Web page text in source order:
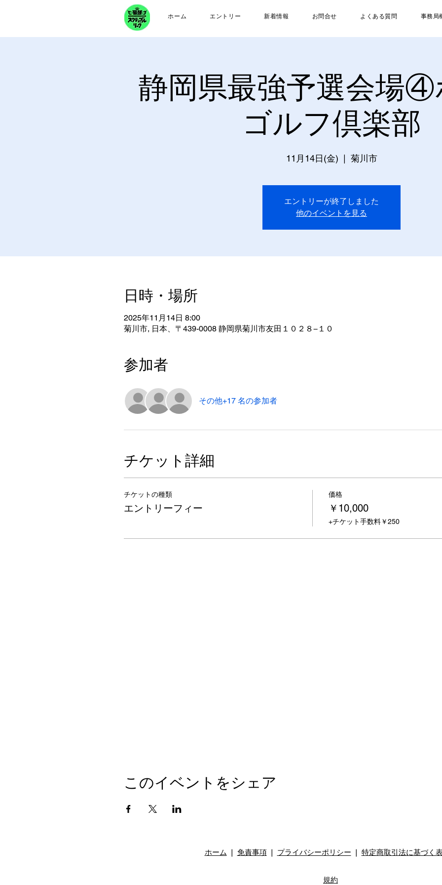
ホーム エントリー 新着情報 お問合せ よくある質問 事務局
静岡県最強予選会場④
ゴルフ倶楽部
11月14日(金) 菊川市
エントリーが終了しました
他のイベントを見る
日時・場所
2025年11月14日 8:00
菊川市, 日本、〒439-0008 静岡県菊川市友田１０２８−１０
参加者
その他+17 名の参加者
チケット詳細
チケットの種類
エントリーフィー
価格
￥10,000
+チケット手数料￥250
このイベントをシェア
ホーム ❘ 免責事項❘ プライバシーポリシー ❘ 特定商取引法に基づく
規約